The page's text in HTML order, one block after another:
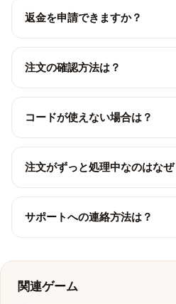
返金を申請できますか？
注文の確認方法は？
コードが使えない場合は？
注文がずっと処理中なのはなぜ
サポートへの連絡方法は？
関連ゲーム